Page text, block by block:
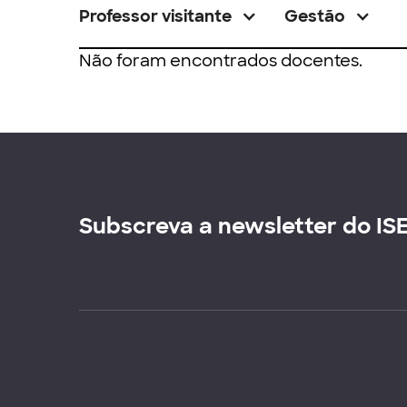
Professor visitante Gestão
Não foram encontrados docentes.
Subscreva a newsletter do